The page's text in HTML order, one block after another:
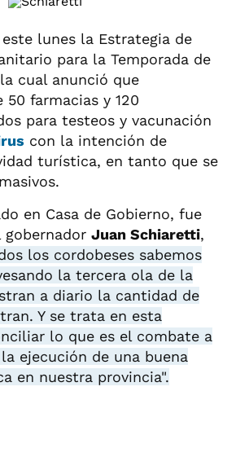
lunes la Estrategia de
para la Temporada de
cual anunció que
farmacias y 120
para testeos y vacunación
con la intención de
turística, en tanto que se
en Casa de Gobierno, fue
gobernador Juan Schiaretti,
los cordobeses sabemos
la tercera ola de la
a diario la cantidad de
Y se trata en esta
lo que es el combate a
ejecución de una buena
en nuestra provincia".